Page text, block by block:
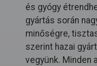
és gyógy
gyártás során
minőségre,
szerint hazai
vegyünk. Minden